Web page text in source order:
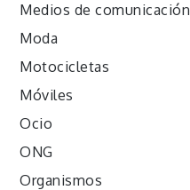
Medios de comunicación
Moda
Motocicletas
Móviles
Ocio
ONG
Organismos